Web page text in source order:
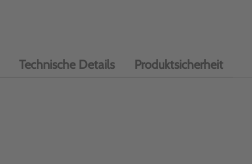
Technische Details Produktsicherheit